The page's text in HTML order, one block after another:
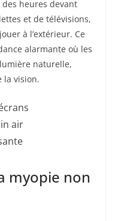
heures devant
et de télévisions,
à l’extérieur. Ce
alarmante où les
naturelle,
la vision.
air
myopie non